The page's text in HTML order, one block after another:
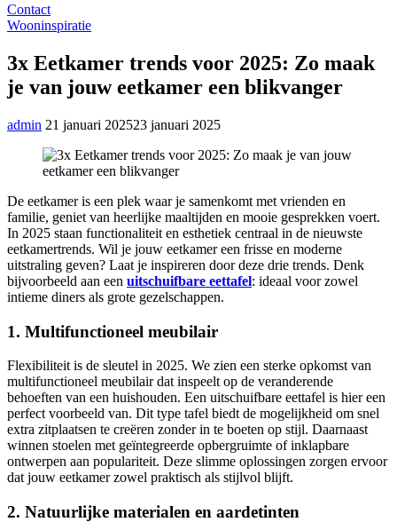
Contact
Wooninspiratie
3x Eetkamer trends voor 2025: Zo maak
je van jouw eetkamer een blikvanger
admin 21 januari 202523 januari 2025
De eetkamer is een plek waar je samenkomt met vrienden en
familie, geniet van heerlijke maaltijden en mooie gesprekken voert.
In 2025 staan functionaliteit en esthetiek centraal in de nieuwste
eetkamertrends. Wil je jouw eetkamer een frisse en moderne
uitstraling geven? Laat je inspireren door deze drie trends. Denk
bijvoorbeeld aan een uitschuifbare eettafel: ideaal voor zowel
intieme diners als grote gezelschappen.
1. Multifunctioneel meubilair
Flexibiliteit is de sleutel in 2025. We zien een sterke opkomst van
multifunctioneel meubilair dat inspeelt op de veranderende
behoeften van een huishouden. Een uitschuifbare eettafel is hier een
perfect voorbeeld van. Dit type tafel biedt de mogelijkheid om snel
extra zitplaatsen te creëren zonder in te boeten op stijl. Daarnaast
winnen stoelen met geïntegreerde opbergruimte of inklapbare
ontwerpen aan populariteit. Deze slimme oplossingen zorgen ervoor
dat jouw eetkamer zowel praktisch als stijlvol blijft.
2. Natuurlijke materialen en aardetinten